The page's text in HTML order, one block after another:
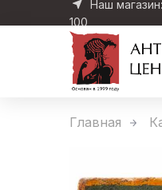
Наш
100
Главная